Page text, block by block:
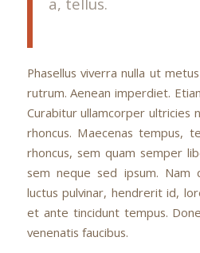
Phasellus viverra nulla ut
rutrum. Aenean imperdiet.
Curabitur ullamcorper ultricies
rhoncus. Maecenas tempus,
rhoncus, sem quam semper
sem neque sed ipsum. Nam
luctus pulvinar, hendrerit id,
et ante tincidunt tempus.
venenatis faucibus.